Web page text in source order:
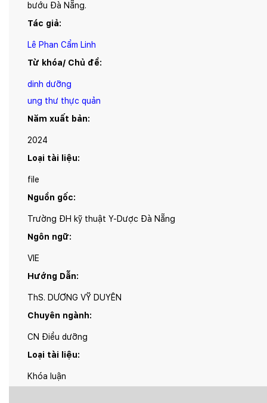
bướu Đà Nẵng.
Tác giả:
Lê Phan Cẩm Linh
Từ khóa/ Chủ đề:
dinh dưỡng
ung thư thực quản
Năm xuất bản:
2024
Loại tài liệu:
file
Nguồn gốc:
Trường ĐH kỹ thuật Y-Dược Đà Nẵng
Ngôn ngữ:
VIE
Hướng Dẫn:
ThS. DƯƠNG VỸ DUYÊN
Chuyên ngành:
CN Điều dưỡng
Loại tài liệu:
Khóa luận